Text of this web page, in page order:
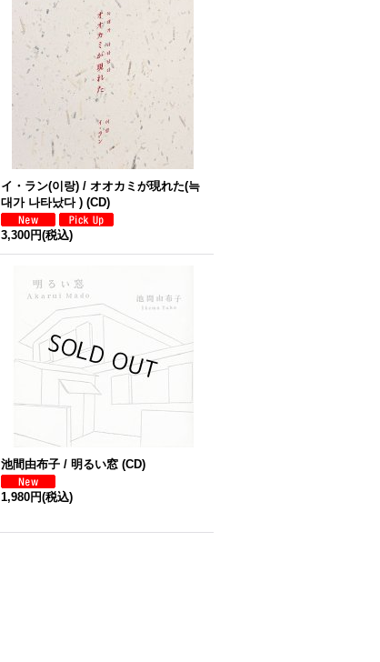
イ・ラン(이랑) / オオカミが現れた(늑
대가 나타났다 ) (CD)
3,300円(税込)
池間由布子 / 明るい窓 (CD)
1,980円(税込)